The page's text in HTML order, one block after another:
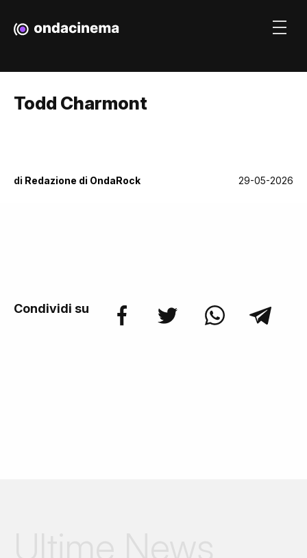
Todd Charmont
di Redazione di OndaRock 29-05-2026
Condividi su